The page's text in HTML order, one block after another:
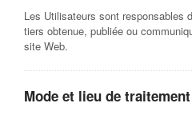
Les Utilisateurs sont responsables
tiers obtenue, publiée ou
site Web.
Mode et lieu de